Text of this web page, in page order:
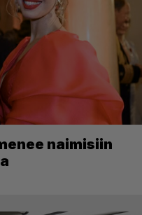
naimisiin